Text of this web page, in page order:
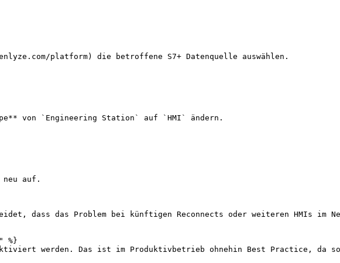
platform) die betroffene S7+ Datenquelle auswählen.
von `Engineering Station` auf `HMI` ändern.
neu auf.
dass das Problem bei künftigen Reconnects oder weiteren HMIs im
%}
werden. Das ist im Produktivbetrieb ohnehin Best Practice, da